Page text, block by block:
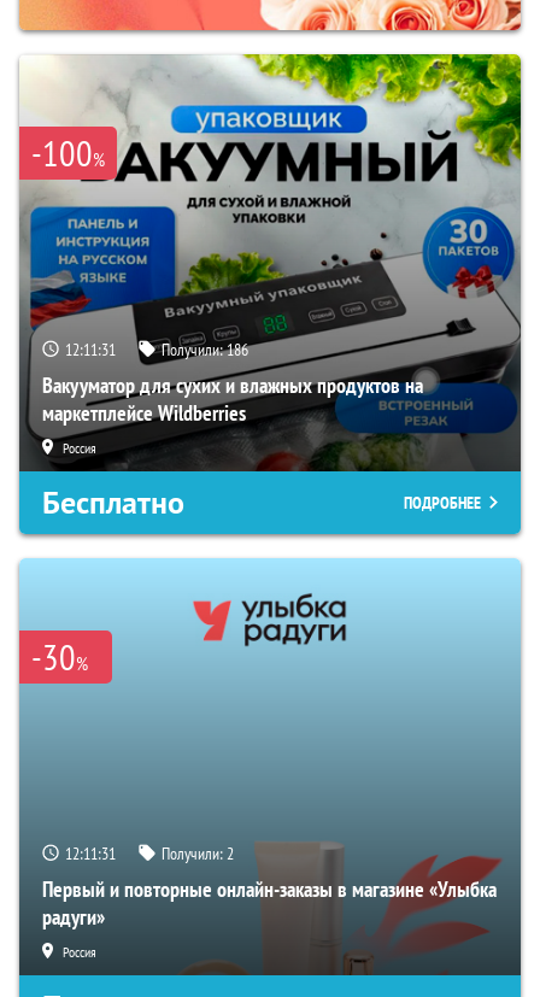
-100%
12:11:30 Получили:186
Вакууматор для сухих и влажных продуктов на
маркетплейсе Wildberries
Россия
Бесплатно ПОДРОБНЕЕ
-30%
12:11:30 Получили:2
Первый и повторные онлайн-заказы в магазине «Улыбка
радуги»
Россия